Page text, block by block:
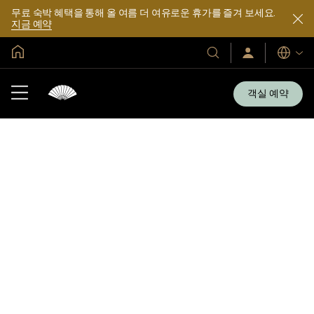
무료 숙박 혜택을 통해 올 여름 더 여유로운 휴가를 즐겨 보세요.
지금 예약
호
텔
로
그
지
금
언
어
객실 예약